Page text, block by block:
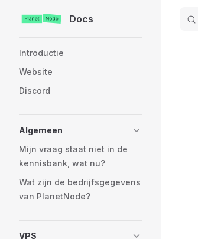
Skip to contentDocs
Introductie
Website
Discord
Algemeen
Mijn vraag staat niet in de
kennisbank, wat nu?
Wat zijn de bedrijfsgegevens
van PlanetNode?
VPS